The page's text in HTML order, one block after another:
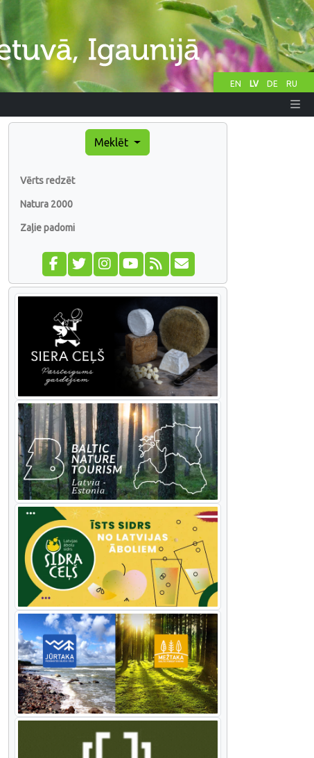
EN LV DE RU
Meklēt
Vērts redzēt
Natura 2000
Zaļie padomi